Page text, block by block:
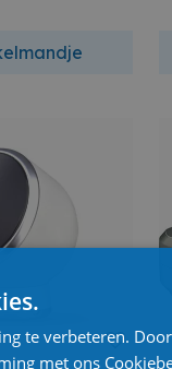
te verbeteren.
met ons